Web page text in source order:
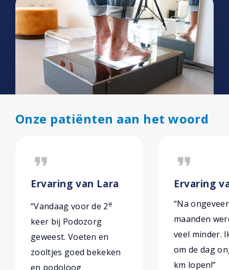
Onze patiënten aan het woord
format_quote
Ervaring van Lara
“Vandaag voor de 2e
keer bij Podozorg
geweest. Voeten en
zooltjes goed bekeken
en podoloog
format_quote
Ervaring
“Na
maanden
veel minder.
om de dag
km lopen!”